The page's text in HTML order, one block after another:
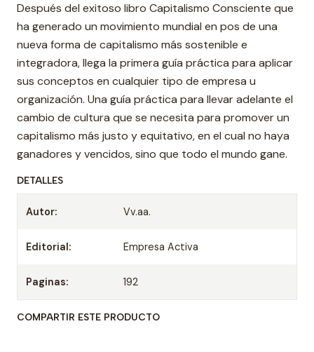
Después del exitoso libro Capitalismo Consciente que
ha generado un movimiento mundial en pos de una
nueva forma de capitalismo más sostenible e
integradora, llega la primera guía práctica para aplicar
sus conceptos en cualquier tipo de empresa u
organización. Una guía práctica para llevar adelante el
cambio de cultura que se necesita para promover un
capitalismo más justo y equitativo, en el cual no haya
ganadores y vencidos, sino que todo el mundo gane.
DETALLES
Autor: Vv.aa.
Editorial: Empresa Activa
Paginas: 192
COMPARTIR ESTE PRODUCTO